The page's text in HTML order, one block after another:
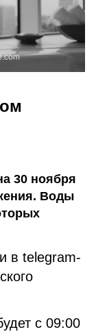
30 ноября
Воды
в telegram-
с 09:00